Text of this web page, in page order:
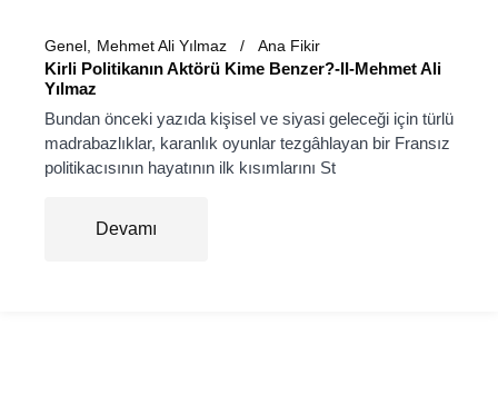
Genel Mehmet Ali Yılmaz Ana Fikir
Kirli Politikanın Aktörü Kime Benzer?-II-Mehmet Ali
Yılmaz
Bundan önceki yazıda kişisel ve siyasi geleceği için türlü
madrabazlıklar, karanlık oyunlar tezgâhlayan bir Fransız
politikacısının hayatının ilk kısımlarını St
Devamı